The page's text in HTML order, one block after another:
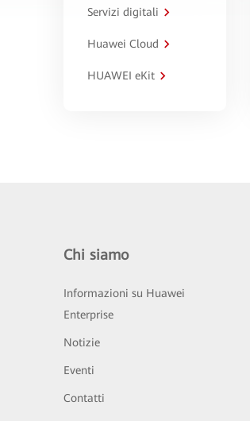
Servizi digitali
Huawei Cloud
HUAWEI eKit
Chi siamo
Informazioni su Huawei
Enterprise
Notizie
Eventi
Contatti